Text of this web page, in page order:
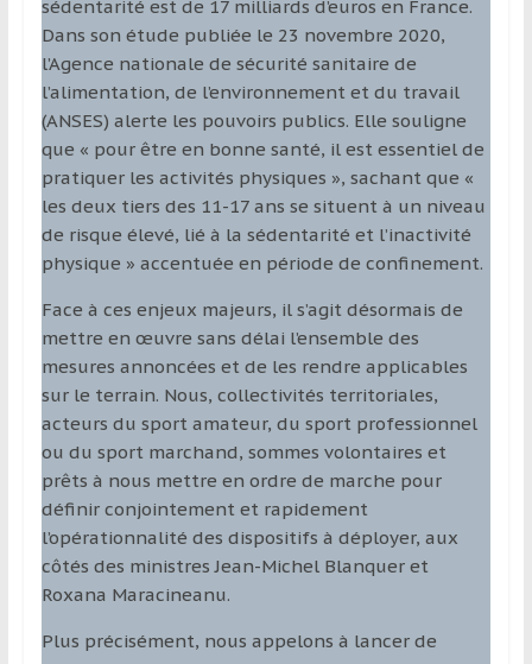
sédentarité est de 17 milliards d’euros en France.
Dans son étude publiée le 23 novembre 2020,
l’Agence nationale de sécurité sanitaire de
l’alimentation, de l’environnement et du travail
(ANSES) alerte les pouvoirs publics. Elle souligne
que « pour être en bonne santé, il est essentiel de
pratiquer les activités physiques », sachant que «
les deux tiers des 11-17 ans se situent à un niveau
de risque élevé, lié à la sédentarité et l’inactivité
physique » accentuée en période de confinement.
Face à ces enjeux majeurs, il s’agit désormais de
mettre en œuvre sans délai l’ensemble des
mesures annoncées et de les rendre applicables
sur le terrain. Nous, collectivités territoriales,
acteurs du sport amateur, du sport professionnel
ou du sport marchand, sommes volontaires et
prêts à nous mettre en ordre de marche pour
définir conjointement et rapidement
l’opérationnalité des dispositifs à déployer, aux
côtés des ministres Jean-Michel Blanquer et
Roxana Maracineanu.
Plus précisément, nous appelons à lancer de